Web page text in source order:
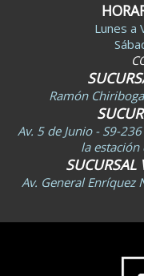
Lunes a
Ramón
Av. 5 de Junio - S9-
la estación
SUCURSAL
Av. General Enríquez